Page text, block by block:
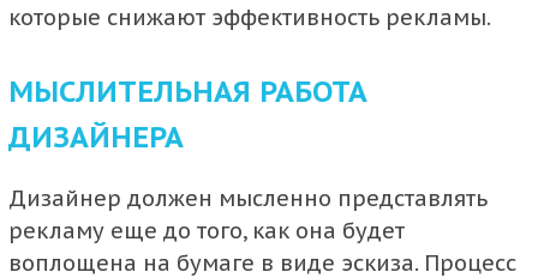
которые снижают эффективность рекламы.
МЫСЛИТЕЛЬНАЯ РАБОТА
ДИЗАЙНЕРА
Дизайнер должен мысленно представлять
рекламу еще до того, как она будет
воплощена на бумаге в виде эскиза. Процесс